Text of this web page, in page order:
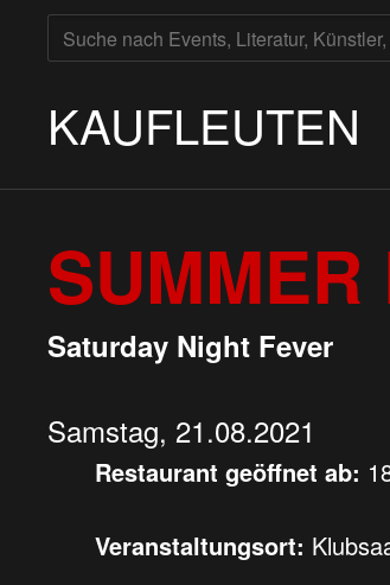
SUCHE
NACH:
KAUFLEUTEN
Saturday Night Fever
Samstag, 21.08.2021
Restaurant geöffnet ab:
Veranstaltungsort: